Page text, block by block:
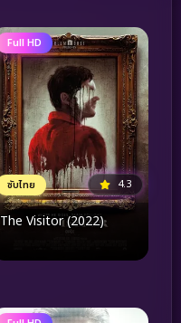
Full HD
ซับไทย 4.3
The Visitor (2022)